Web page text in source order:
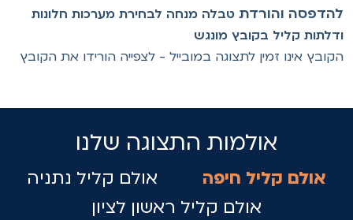
והורדתטבלה מנחה לבחירת מערכות חלונות
קליל בקובץ מונגש
אינו זמין לתצוגה במובייל - לצפייה הורידו את הקובץ
אולמות התצוגה שלנו
אולם קליל חיפה
אולם קליל נתניה
אולם קליל ראשון לציון